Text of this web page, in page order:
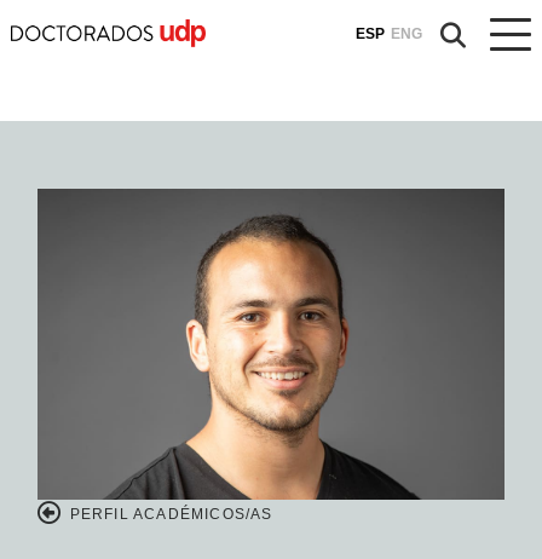
ESP ENG
PERFIL ACADÉMICOS/AS